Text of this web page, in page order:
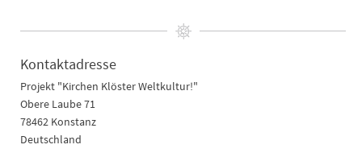
Kontaktadresse
Projekt "Kirchen Klöster Weltkultur!"
Obere Laube 71
78462 Konstanz
Deutschland